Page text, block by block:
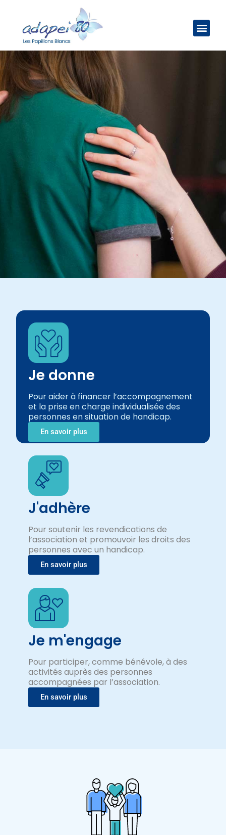
Objectif inclusion
L’Adapei 80 fédère parents, professionnels,
bénévoles et amis pour accompagner plus de 1900
personnes en situation de handicap intellectuel et
leur offrir un parcours de vie individualisé dans le
département de la Somme
En savoir plus
Je donne
Pour aider à financer l’accompagnement
et la prise en charge individualisée des
personnes en situation de handicap.
En savoir plus
J'adhère
Pour soutenir les revendications de
l’association et promouvoir les droits des
personnes avec un handicap.
En savoir plus
Je m'engage
Pour participer, comme bénévole, à des
activités auprès des personnes
accompagnées par l’association.
En savoir plus